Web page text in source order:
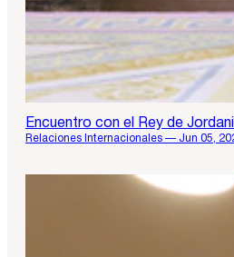
Encuentro con el Rey de
Relaciones Internacionales — Jun 05,